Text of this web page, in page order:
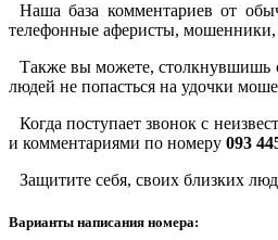
Наша база комментариев от
телефонные аферисты,
Также вы можете, столкнувшишь
людей не попасться на удочки
Когда поступает звонок с
и комментариями по номеру 093
Защитите себя, своих близких
Варианты написания номера: